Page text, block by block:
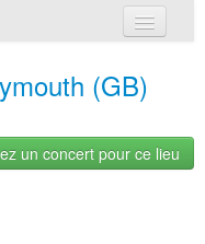
(GB)
un concert pour ce lieu